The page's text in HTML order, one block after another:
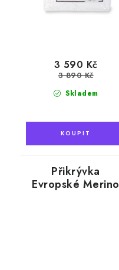
Skladem
3 590 Kč
3 890 Kč
Přikrývka
Evropské Merino